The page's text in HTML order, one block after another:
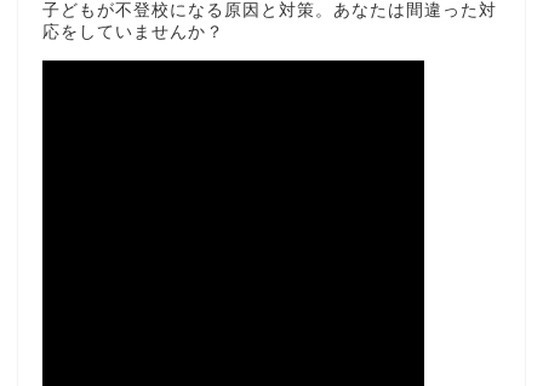
子どもが不登校になる原因と対策。あなたは間違った対
応をしていませんか？